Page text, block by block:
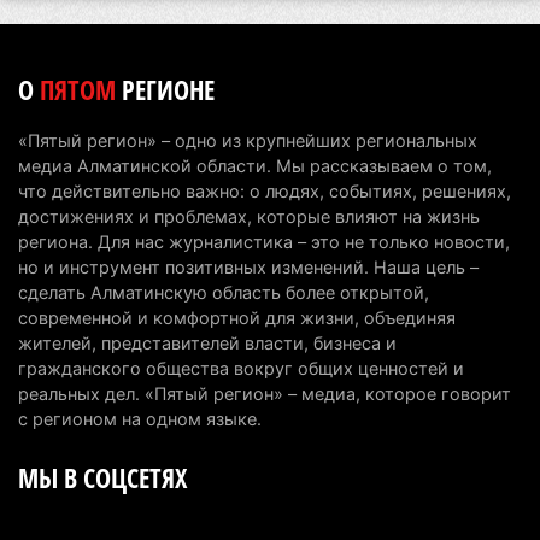
интеллекту
Казахстанцы назвали доход, при котором не
6 августа 2026 г. 09:52
Пожар в Аксайском ущелье под Алматы
полностью ликвидирован спустя три дня
6 августа 2026 г. 08:51 229
Минэкологии опровергло фото тигра возле села
в Алматинской области
5 августа 2026 г. 17:06 202
мировом рейтинге благополучия
ОПЯТОМ РЕГИОНЕ
«Пятый регион» – одно из крупнейших региональных
медиа Алматинской области. Мы рассказываем о том,
что действительно важно: о людях, событиях, решениях,
достижениях и проблемах, которые влияют на жизнь
региона. Для нас журналистика – это не только новости,
но и инструмент позитивных изменений. Наша цель –
сделать Алматинскую область более открытой,
современной и комфортной для жизни, объединяя
жителей, представителей власти, бизнеса и
гражданского общества вокруг общих ценностей и
реальных дел. «Пятый регион» – медиа, которое говорит
с регионом на одном языке.
МЫ В СОЦСЕТЯХ